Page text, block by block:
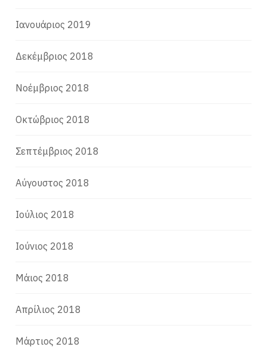
Ιανουάριος 2019
Δεκέμβριος 2018
Νοέμβριος 2018
Οκτώβριος 2018
Σεπτέμβριος 2018
Αύγουστος 2018
Ιούλιος 2018
Ιούνιος 2018
Μάιος 2018
Απρίλιος 2018
Μάρτιος 2018